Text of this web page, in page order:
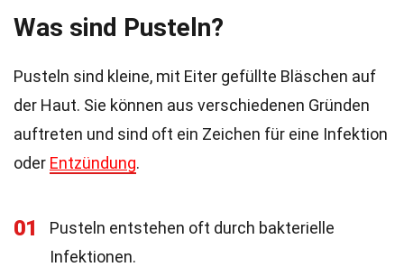
Was sind Pusteln?
Pusteln sind kleine, mit Eiter gefüllte Bläschen auf
der Haut. Sie können aus verschiedenen Gründen
auftreten und sind oft ein Zeichen für eine Infektion
oder Entzündung.
01
Pusteln entstehen oft durch bakterielle
Infektionen.